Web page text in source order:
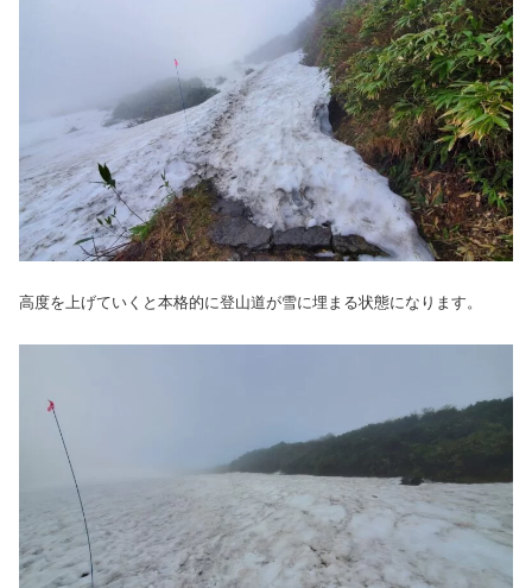
高度を上げていくと本格的に登山道が雪に埋まる状態になります。